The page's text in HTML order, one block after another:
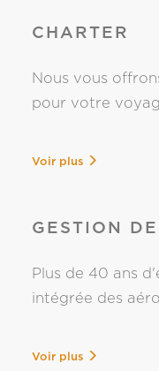
CHARTER
Nous vous
pour votre
Voir plus
GESTION
Plus de 40 ans
intégrée des
Voir plus